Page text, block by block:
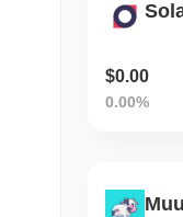
$0.00
0.00%